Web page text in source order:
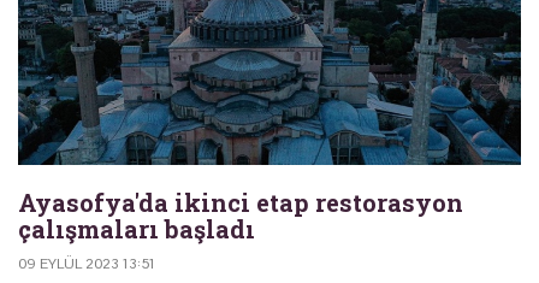
Ayasofya'da ikinci etap restorasyon
çalışmaları başladı
09 EYLÜL 2023 13:51